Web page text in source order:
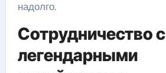
надолго.
Сотрудничество с
легендарными